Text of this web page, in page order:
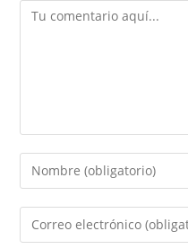
Comentario
Introducí
tu
nombre
Introducí
tu